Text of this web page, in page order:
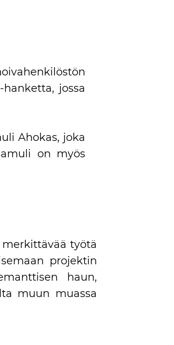
jossa
Ahokas, joka
on myös
työtä
projektin
haun,
muun muassa